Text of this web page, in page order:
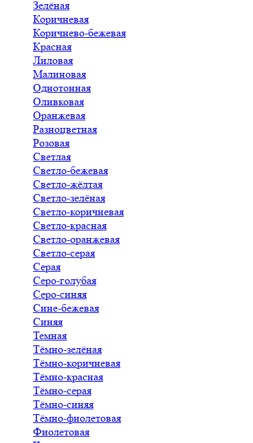
Зелёная
Коричневая
Коричнево-бежевая
Красная
Лиловая
Малиновая
Однотонная
Оливковая
Оранжевая
Разноцветная
Розовая
Светлая
Светло-бежевая
Светло-жёлтая
Светло-зелёная
Светло-коричневая
Светло-красная
Светло-оранжевая
Светло-серая
Серая
Серо-голубая
Серо-синяя
Сине-бежевая
Синяя
Темная
Тёмно-зелёная
Тёмно-коричневая
Тёмно-красная
Тёмно-серая
Тёмно-синяя
Тёмно-фиолетовая
Фиолетовая